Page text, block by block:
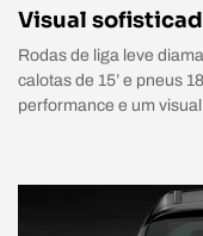
Visual
Rodas de liga leve
calotas de 15’ e pneus
performance e um